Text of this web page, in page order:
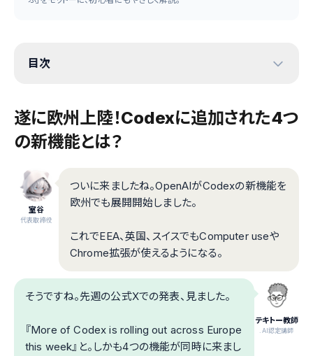
目次
遂に欧州上陸！Codexに追加された4つ
の新機能とは？
室谷
代表取締役
ついに来ましたね。OpenAIがCodexの新機能を
欧州でも展開開始しました。
これでEEA、英国、スイスでもComputer useや
Chrome拡張が使えるようになる。
テキトー教師
.AI認定講師
そうですね。先週の公式Xでの発表、見ました。
『More of Codex is rolling out across Europe
this week』と。しかも4つの機能が同時に来まし